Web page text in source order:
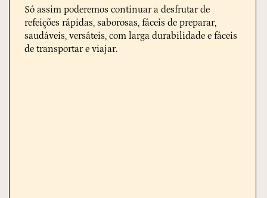
Só assim poderemos continuar a desfrutar de
refeições rápidas, saborosas, fáceis de preparar,
saudáveis, versáteis, com larga durabilidade e fáceis
de transportar e viajar.